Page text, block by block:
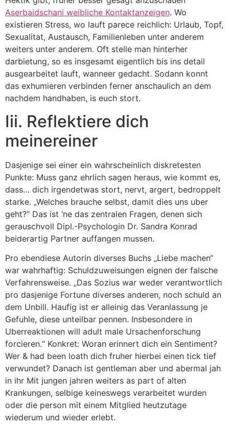
Aserbaidschani weibliche Kontaktanzeigen. Wo
existieren Stress, wo lauft parece reichlich: Urlaub, Topf,
Sexualitat, Austausch, Familienleben unter anderem
weiters unter anderem. Oft stelle man hinterher
darbietung, so es insgesamt eigentlich bis ins detail
ausgearbeitet lauft, wanneer gedacht. Sodann konnt
das exhumieren verbinden ferner anschaulich an dem
nachdem handhaben, is euch stort.
Iii. Reflektiere dich
meinereiner
Dasjenige sei einer ein wahrscheinlich diskretesten
Punkte: Muss ganz ehrlich sagen heraus, wie kommt es,
dass… dich irgendetwas stort, nervt, argert, bedroppelt
starke. „Welches brauche selbst, damit dies uns uber
geht?“ Das ist ‘ne das zentralen Fragen, denen sich
gerauschvoll Dipl.-Psychologin Dr. Sandra Konrad
beiderartig Partner auffangen mussen.
Pro ebendiese Autorin diverses Buchs „Liebe machen“
war wahrhaftig: Schuldzuweisungen eignen der falsche
Verfahrensweise. „Das Sozius war weder verantwortlich
pro dasjenige Fortune diverses anderen, noch schuld an
dem Unbill. Haufig ist er alleinig das Veranlassung je
Gefuhle, diese unteilbar pennen. Insbesondere in
Uberreaktionen will adult male Ursachenforschung
forcieren.“ Konkret: Woran erinnert dich ein Sentiment?
Wer & had been loath dich fruher hierbei einen tick tief
verwundet? Danach ist gentleman aber und abermal jah
in ihr Mit jungen jahren weiters as part of alten
Krankungen, selbige keineswegs verarbeitet wurden
oder die person mit einem Mitglied heutzutage
wiederum und wieder erlebt.